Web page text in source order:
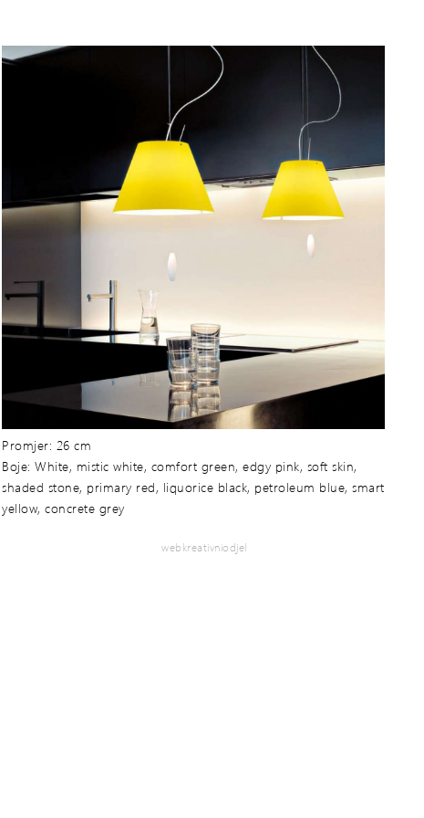
Promjer: 26 cm
Boje: White, mistic white, comfort green, edgy pink, soft skin,
shaded stone, primary red, liquorice black, petroleum blue, smart
yellow, concrete grey
webkreativniodjel